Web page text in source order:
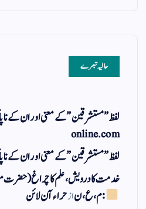
حالیہ تبصرے
لفظ ” مستشرقین ” کے معنی اور ان کے
online.com
لفظ ” مستشرقین ” کے معنی اور ان کے
خدمت کا درویش، علم کا چراغ(حضرت
: م ، ع ، نازحراء آن لائن